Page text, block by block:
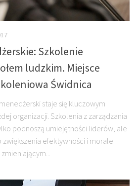
Szkolenie
ludzkim. Miejsce
Świdnica
staje się kluczowym
organizacji. Szkolenia z zarządzania
podnoszą umiejętności liderów, ale
zwiększenia efektywności i morale